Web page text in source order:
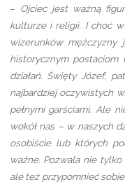
– Ojciec jest ważną
kulturze i religii. I choć
wizerunków mężczyzny
historycznym
działań. Święty Józef,
najbardziej oczywistych
pełnymi garściami. Ale
wokół nas – w naszych
osobiście lub których
ważne. Pozwala nie
ale też przypomnieć